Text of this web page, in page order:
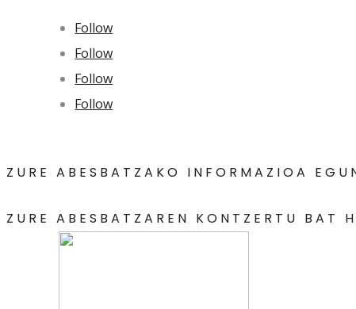
Follow
Follow
Follow
Follow
ZURE ABESBATZAKO INFORMAZIOA
ZURE ABESBATZAREN KONTZERTU BAT